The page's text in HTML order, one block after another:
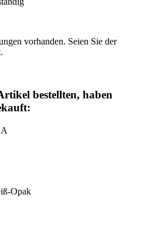
vorhanden. Seien Sie der
bestellten, haben